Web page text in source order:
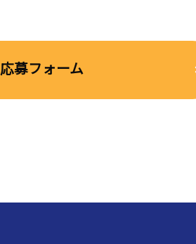
応募フォーム